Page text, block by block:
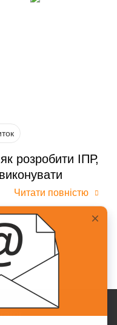
розробити ІПР,
Читати повністю